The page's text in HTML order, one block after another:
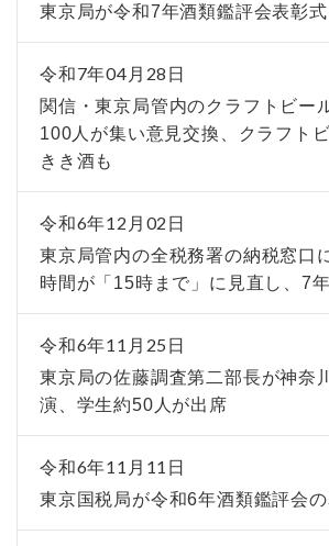
東京局が令和7年酒類鑑評会表彰
令和7年04月28日
関信・東京局管内のクラフトビー
100人が集い意見交換、クラフト
きき酒も
令和6年12月02日
東京局管内の全税務署の納税窓口
時間が「15時まで」に見直し、7
令和6年11月25日
東京局の佐藤調査第二部長が神奈
演、学生約50人が出席
令和6年11月11日
東京国税局が令和6年酒類鑑評会